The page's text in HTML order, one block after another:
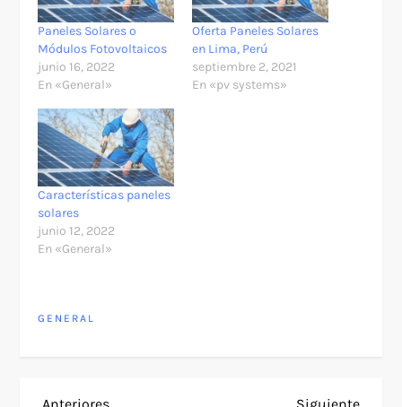
Paneles Solares o
Módulos Fotovoltaicos
junio 16, 2022
En «General»
Oferta Paneles Solares
en Lima, Perú
septiembre 2, 2021
En «pv systems»
Características paneles
solares
junio 12, 2022
En «General»
GENERAL
Entrada